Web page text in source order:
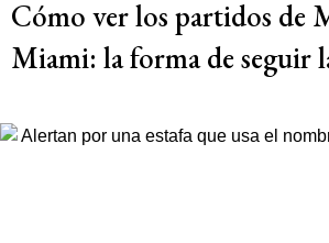
Cómo ver los partidos de
Miami: la forma de seguir